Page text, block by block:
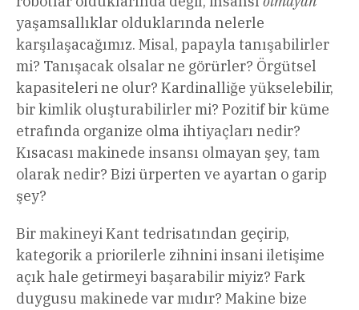
yaşamsallıklar olduklarında nelerle
karşılaşacağımız. Misal, papayla tanışabilirler
mi? Tanışacak olsalar ne görürler? Örgütsel
kapasiteleri ne olur? Kardinalliğe yükselebilir,
bir kimlik oluşturabilirler mi? Pozitif bir küme
etrafında organize olma ihtiyaçları nedir?
Kısacası makinede insansı olmayan şey, tam
olarak nedir? Bizi ürperten ve ayartan o garip
şey?
Bir makineyi Kant tedrisatından geçirip,
kategorik a priorilerle zihnini insani iletişime
açık hale getirmeyi başarabilir miyiz? Fark
duygusu makinede var mıdır? Makine bize